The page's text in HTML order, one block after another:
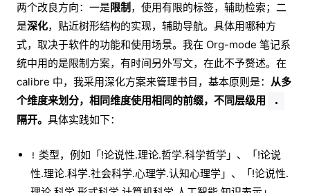
两个改良方向：一是限制 ，使用有限的标签，辅助检索；二
是深化，贴近树形结构的实现，辅助导航。具体用哪种方
式，取决于软件的功能和使用场景。我在 Org-mode 笔记系
统中用的是限制方案，有时间另外写文，在此不予赘述。在
calibre 中，我采用深化方案来管理书目，基本原则是： 从多
个维度来划分，相同维度使用相同的前缀，不同层级用
.
隔开。 具体实践如下：
! 类型，例如「!论说性.理论.哲学.科学哲学」、「!论说
性.理论.科学.社会科学.心理学.认知心理学」、「!论说性.